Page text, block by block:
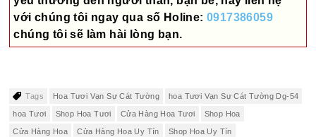
với chúng tôi ngay qua số Holine:0917386059
chúng tôi sẽ làm hài lòng bạn.
Tags Hoa Tươi Vạn Sự Cát Tường hoa Tươi Vạn Sự Cát Tường Dg-54
hoa Tươi Shop Hoa Tươi Cửa Hàng Hoa Tươi Shop Hoa
Cửa Hàng Hoa Cửa Hàng Hoa Uy Tín Shop Hoa Uy Tín